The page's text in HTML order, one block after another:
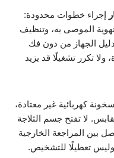
إجراء خطوات محدودة:
الموصى به، وتنظيف
الجهاز من دون فك
تكرر تشغيلًا قد يزيد
كهربائية غير معتادة،
لا تفتح جسم الثلاجة
بين المراجعة الخارجية
تعطيلًا للتشخيص.